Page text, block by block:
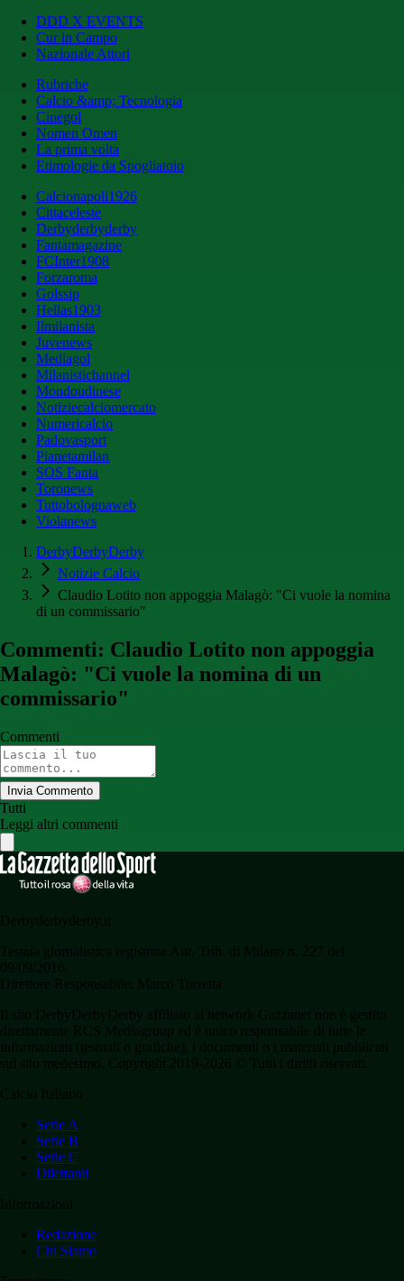
DDD X EVENTS
Cur in Campo
Nazionale Attori
Rubriche
Calcio &amp; Tecnologia
Cinegol
Nomen Omen
La prima volta
Etimologie da Spogliatoio
Calcionapoli1926
Cittaceleste
Derbyderbyderby
Fantamagazine
FCInter1908
Forzaroma
Golssip
Hellas1903
Ilmilanista
Juvenews
Mediagol
Milanistichannel
Mondoudinese
Notiziecalciomercato
Numericalcio
Padovasport
Pianetamilan
SOS Fanta
Toronews
Tuttobolognaweb
Violanews
DerbyDerbyDerby
Notizie Calcio
Claudio Lotito non appoggia Malagò: "Ci vuole la nomina
di un commissario"
Commenti: Claudio Lotito non appoggia
Malagò: "Ci vuole la nomina di un
commissario"
Commenti
Invia Commento
Tutti
Leggi altri commenti
Serie A
Serie B
Serie C
Dilettanti
Redazione
Chi Siamo